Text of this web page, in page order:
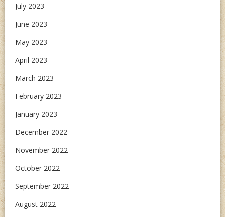
July 2023
June 2023
May 2023
April 2023
March 2023
February 2023
January 2023
December 2022
November 2022
October 2022
September 2022
August 2022